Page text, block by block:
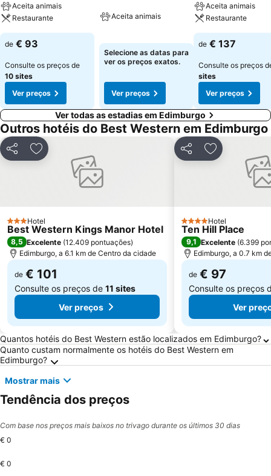
Aceita animais
Restaurante
de € 93
Consulte os preços de
10 sites
Ver preços
Aceita animais
Selecione as datas para
ver os preços exatos.
Ver preços
Aceita animais
Restaurante
de € 137
Consulte os preços
sites
Ver preços
Ver todas as estadias em Edimburgo
Outros hotéis do Best Western em Edimburgo
PartilharAdicionar aos favoritos
3 Estrelas
Hotel
Best Western Kings Manor Hotel
8,5 Excelente (12.409 pontuações)
Edimburgo, a 6.1 km de Centro da cidade
de € 101
Consulte os preços de 11 sites
Ver preços
PartilharAdicionar
4 Estrelas
Hotel
Ten Hill Place
9,1 Excelente (6.399
Edimburgo, a 0.7 km
de € 97
Consulte os preços
Ver
Perguntas Frequentes sobre Edimburgo
Quantos hotéis do Best Western estão localizados em Edimburgo?
Quanto custam normalmente os hotéis do Best Western em
Edimburgo?
Mostrar mais
Tendência dos preços
Com base nos preços mais baixos no trivago durante os últimos 30 dias
€ 0
€ 0